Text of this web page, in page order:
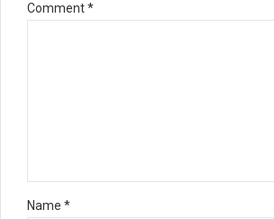
Comment*
Name *